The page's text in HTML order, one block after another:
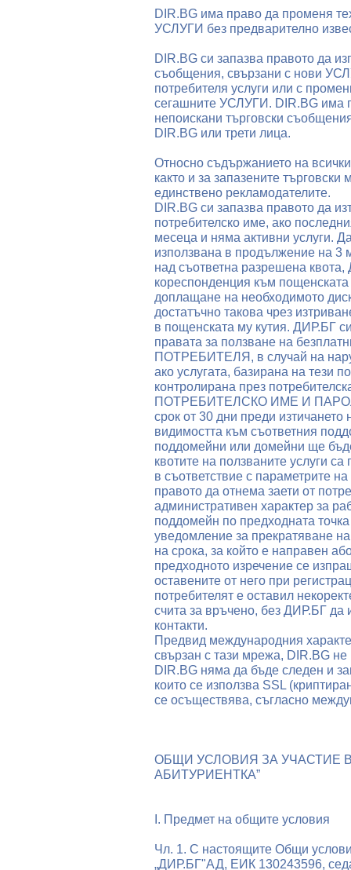
DIR.BG има право да променя
УСЛУГИ без предварително
DIR.BG си запазва правото да
съобщения, свързани с нови
потребителя услуги или с
сегашните УСЛУГИ. DIR.BG има
непоискани търговски
DIR.BG или трети лица.
Относно съдържанието на
както и за запазените търговски
единствено рекламодателите.
DIR.BG си запазва правото да
потребителско име, ако
месеца и няма активни услуги.
използвана в продължение на 3
над съответна разрешена
кореспонденция към
доплащане на необходимото
достатъчно такова чрез
в пощенската му кутия. ДИР.БГ
правата за ползване на
ПОТРЕБИТЕЛЯ, в случай на
ако услугата, базирана на тези
контролирана през
ПОТРЕБИТЕЛСКО ИМЕ И ПАРОЛА,
срок от 30 дни преди
видимостта към съответния
поддомейни или домейни ще
квотите на ползваните услуги
в съответствие с параметрите
правото да отнема заети от
административен характер за
поддомейн по предходната
уведомление за прекратяване
на срока, за който е направен
предходното изречение се
оставените от него при
потребителят е оставил
счита за връчено, без ДИР.БГ да
контакти.
Предвид международния
свързан с тази мрежа, DIR.BG
DIR.BG няма да бъде следен и
които се използва SSL
се осъществява, съгласно
ОБЩИ УСЛОВИЯ ЗА УЧАСТИЕ В
АБИТУРИЕНТКА”
I. Предмет на общите условия
Чл. 1. С настоящите Общи
„ДИР.БГ"АД, ЕИК 130243596,